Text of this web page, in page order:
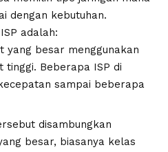
dengan kebutuhan.
adalah:
yang besar menggunakan
tinggi. Beberapa ISP di
sampai beberapa
disambungkan
besar, biasanya kelas